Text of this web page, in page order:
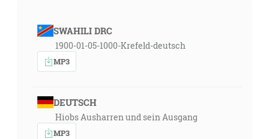
SWAHILI DRC
1900-01-05-1000-Krefeld-deutsch
MP3
DEUTSCH
Hiobs Ausharren und sein Ausgang
MP3